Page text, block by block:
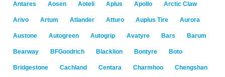
Antares Aosen Aoteli Aplus Apollo Arctic Claw
Arivo Artum Atlander Atturo Auplus Tire Aurora
Austone Autogreen Autogrip Avatyre Bars Barum
Bearway BFGoodrich Blacklion Bontyre Boto
Bridgestone Cachland Centara Charmhoo Chengshan